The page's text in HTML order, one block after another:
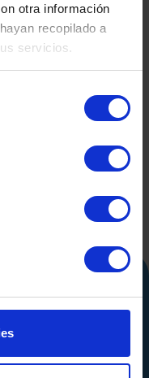
otra información
recopilado a
servicios.
CO.INOX